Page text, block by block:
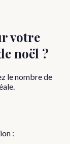
votre
noël ?
le nombre de
: